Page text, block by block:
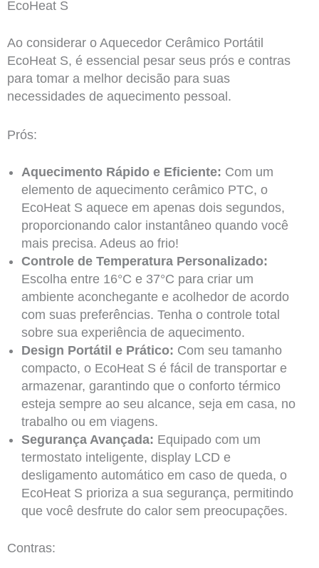
EcoHeat S
Ao considerar o Aquecedor Cerâmico Portátil
EcoHeat S, é essencial pesar seus prós e contras
para tomar a melhor decisão para suas
necessidades de aquecimento pessoal.
Prós:
Aquecimento Rápido e Eficiente: Com um
elemento de aquecimento cerâmico PTC, o
EcoHeat S aquece em apenas dois segundos,
proporcionando calor instantâneo quando você
mais precisa. Adeus ao frio!
Controle de Temperatura Personalizado:
Escolha entre 16°C e 37°C para criar um
ambiente aconchegante e acolhedor de acordo
com suas preferências. Tenha o controle total
sobre sua experiência de aquecimento.
Design Portátil e Prático: Com seu tamanho
compacto, o EcoHeat S é fácil de transportar e
armazenar, garantindo que o conforto térmico
esteja sempre ao seu alcance, seja em casa, no
trabalho ou em viagens.
Segurança Avançada: Equipado com um
termostato inteligente, display LCD e
desligamento automático em caso de queda, o
EcoHeat S prioriza a sua segurança, permitindo
que você desfrute do calor sem preocupações.
Contras: